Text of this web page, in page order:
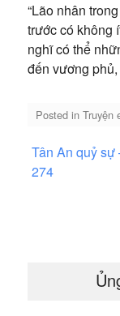
“Lão nhân
trước có không
nghĩ có thể
đến vương
Posted in Truyện
Điều
hướng
Tân An quỷ sự
274